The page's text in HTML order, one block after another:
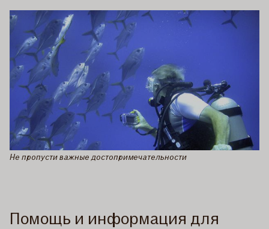
Не пропусти важные достопримечательности
Помощь и информация для